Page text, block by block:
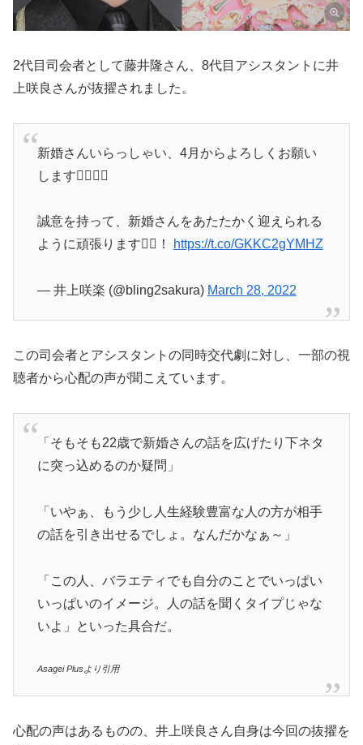
2代目司会者として藤井隆さん、8代目アシスタントに井
上咲良さんが抜擢されました。
新婚さんいらっしゃい、4月からよろしくお願い
します🙇‍♀️🙇‍♀️
誠意を持って、新婚さんをあたたかく迎えられる
ように頑張ります🙇‍♀️！
https://t.co/GKKC2gYMHZ
— 井上咲楽 (@bling2sakura) March 28, 2022
この司会者とアシスタントの同時交代劇に対し、一部の視
聴者から心配の声が聞こえています。
「そもそも22歳で新婚さんの話を広げたり下ネタ
に突っ込めるのか疑問」
「いやぁ、もう少し人生経験豊富な人の方が相手
の話を引き出せるでしょ。なんだかなぁ～」
「この人、バラエティでも自分のことでいっぱい
いっぱいのイメージ。人の話を聞くタイプじゃな
いよ」といった具合だ。
Asagei Plusより引用
心配の声はあるものの、井上咲良さん自身は今回の抜擢を